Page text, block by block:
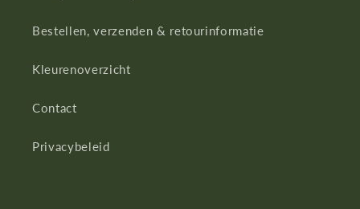
Bestellen, verzenden & retourinformatie
Kleurenoverzicht
Contact
Privacybeleid